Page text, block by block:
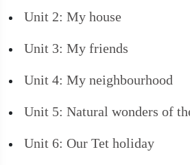
Unit 2: My house
Unit 3: My friends
Unit 4: My neighbourhood
Unit 5: Natural wonders of
Unit 6: Our Tet holiday